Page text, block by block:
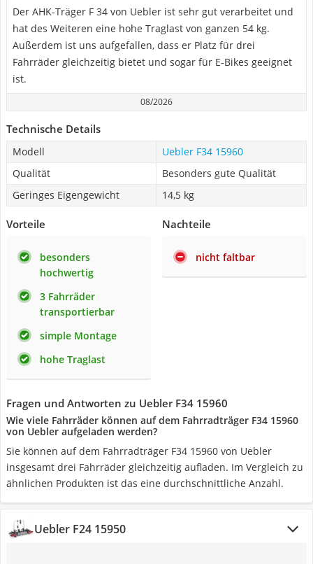
Der AHK-Träger F 34 von Uebler ist sehr gut verarbeitet und
hat des Weiteren eine hohe Traglast von ganzen 54 kg.
Außerdem ist uns aufgefallen, dass er Platz für drei
Fahrräder gleichzeitig bietet und sogar für E-Bikes geeignet
ist.
08/2026
Technische Details
Modell
Uebler F34 15960
Qualität
Besonders gute Qualität
Geringes Eigengewicht
14,5 kg
Vorteile
besonders
hochwertig
3 Fahrräder
transportierbar
simple Montage
hohe Traglast
Nachteile
nicht faltbar
Fragen und Antworten zu Uebler F34 15960
Wie viele Fahrräder können auf dem Fahrradträger F34 15960
von Uebler aufgeladen werden?
Sie können auf dem Fahrradträger F34 15960 von Uebler
insgesamt drei Fahrräder gleichzeitig aufladen. Im Vergleich zu
ähnlichen Produkten ist das eine durchschnittliche Anzahl.
Uebler F24 15950